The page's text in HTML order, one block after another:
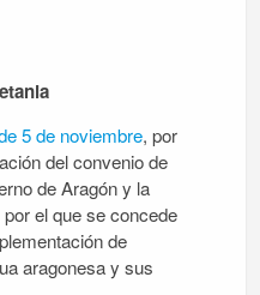
5 de noviembre, por
del convenio de
de Aragón y la
el que se concede
de
aragonesa y sus